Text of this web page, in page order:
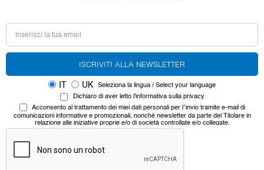
IT UK
Seleziona la lingua / Select your language
Dichiaro di aver letto l'informativa sulla privacy
Acconsento al trattamento dei miei dati personaliper l’invio tramite e-mail di
comunicazioni informative e promozionali, nonché newsletter da parte del Titolare in
relazione alle iniziative proprie e/o di società controllate e/o collegate.